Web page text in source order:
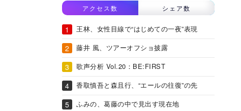
アクセス数 シェア数
王林、女性目線で“はじめての一夜”表現
藤井 風、ツアーオフショ披露
歌声分析 Vol.20：BE:FIRST
香取慎吾と森且行、“エールの往復”の先
ふみの、葛藤の中で見出す現在地